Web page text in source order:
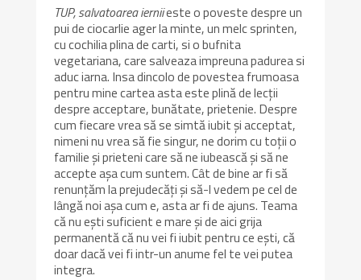
TUP, salvatoarea ierniieste o poveste despre un
pui de ciocarlie ager la minte, un melc sprinten,
cu cochilia plina de carti, si o bufnita
vegetariana, care salveaza impreuna padurea si
aduc iarna. Insa dincolo de povestea frumoasa
pentru mine cartea asta este plină de lecții
despre acceptare, bunătate, prietenie. Despre
cum fiecare vrea să se simtă iubit și acceptat,
nimeni nu vrea să fie singur, ne dorim cu toții o
familie și prieteni care să ne iubească și să ne
accepte așa cum suntem. Cât de bine ar fi să
renunțăm la prejudecăți și să-l vedem pe cel de
lângă noi așa cum e, asta ar fi de ajuns. Teama
că nu ești suficient e mare și de aici grija
permanentă că nu vei fi iubit pentru ce ești, că
doar dacă vei fi intr-un anume fel te vei putea
integra.